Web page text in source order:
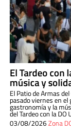
El Tardeo con
música y
El Patio de Armas
pasado viernes en
gastronomía y la
del Tardeo con la DO
03/08/2026Zona